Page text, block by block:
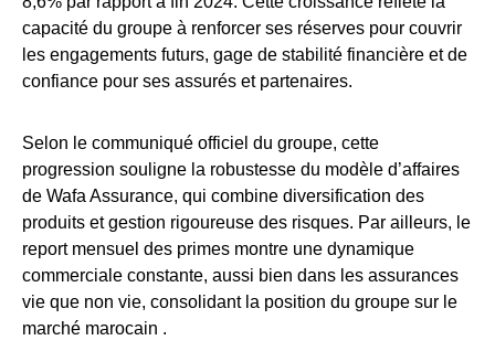
capacité du groupe à renforcer ses réserves pour couvrir
les engagements futurs, gage de stabilité financière et de
confiance pour ses assurés et partenaires.
Selon le communiqué officiel du groupe, cette
progression souligne la robustesse du modèle d’affaires
de Wafa Assurance, qui combine diversification des
produits et gestion rigoureuse des risques. Par ailleurs, le
report mensuel des primes montre une dynamique
commerciale constante, aussi bien dans les assurances
vie que non vie, consolidant la position du groupe sur le
marché marocain .